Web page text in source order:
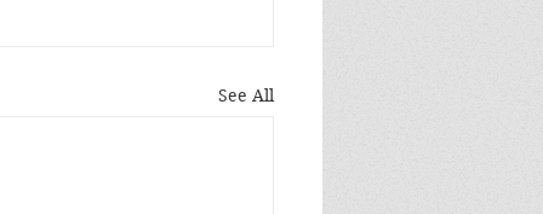
See All